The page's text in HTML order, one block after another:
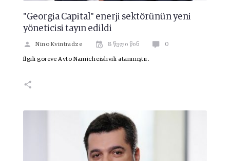
"Georgia Capital" enerji sektörünün yeni
yöneticisi tayın edildi
Nino Kvintradze 8 წელი წინ 0
İlgili göreve Avto Namicheishvili atanmıştır.